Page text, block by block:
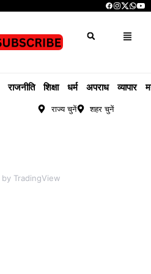
राजनीति शिक्षा धर्म अपराध व्यापार
राज्य चुनें शहर चुनें
by TradingView